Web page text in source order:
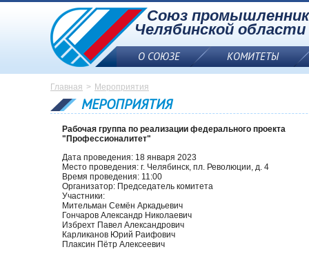
Союз промышленников
и предпринимателей
Челябинской области
Союз
Челябинской области
О СОЮЗЕ КОМИТЕТЫ
Главная Мероприятия
МЕРОПРИЯТИЯ
Рабочая группа по реализации федерального проекта
"Профессионалитет"
Дата проведения: 18 января 2023
Место проведения: г. Челябинск, пл. Революции, д. 4
Время проведения: 11:00
Организатор: Председатель комитета
Участники:
Мительман Семён Аркадьевич
Гончаров Александр Николаевич
Избрехт Павел Александрович
Карликанов Юрий Раифович
Плаксин Пётр Алексеевич